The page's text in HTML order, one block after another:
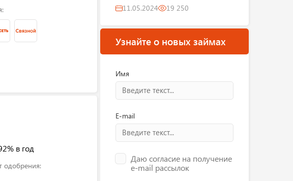
в год
одобрения:
11.05.2024 19 250
Узнайте о новых займах
Имя
E-mail
Даю согласие на получение
e-mail рассылок